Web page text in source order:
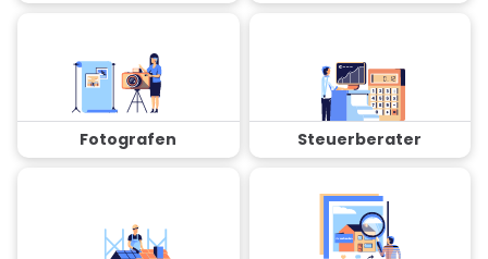
Fotografen Steuerberater